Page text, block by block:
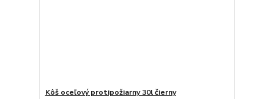
Kôš oceľový protipožiarny 30l čierny